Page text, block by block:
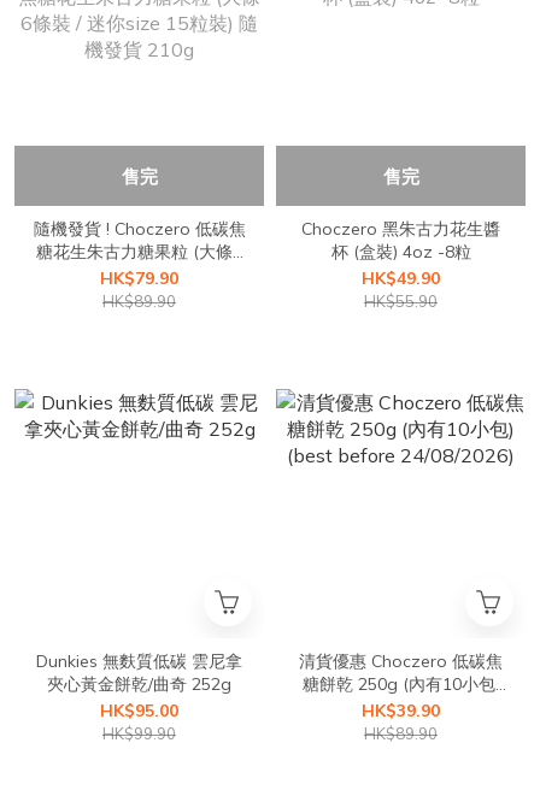
售完
隨機發貨 ! Choczero 低碳焦
糖花生朱古力糖果粒 (大條6
條裝 / 迷你size 15粒裝) 隨
機發貨 210g
HK$79.90
HK$89.90
售完
Choczero 黑朱古力花生醬
杯 (盒裝) 4oz -8粒
HK$49.90
HK$55.90
Dunkies 無麩質低碳 雲尼拿
夾心黃金餅乾/曲奇 252g
HK$95.00
HK$99.90
清貨優惠 Choczero 低碳焦
糖餅乾 250g (內有10小包)
(best before 24/08/2026)
HK$39.90
HK$89.90